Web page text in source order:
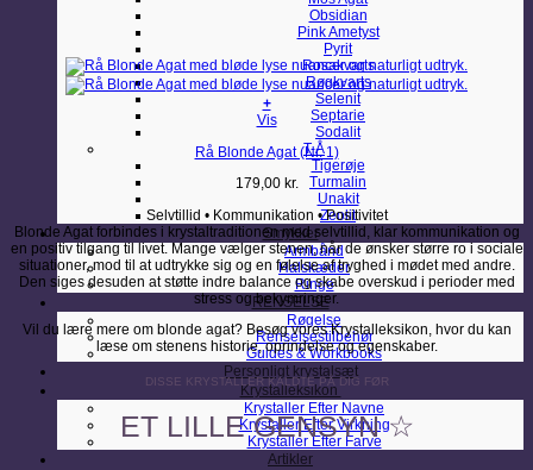
Obsidian
Pink Ametyst
Pyrit
Rosakvarts
Røgkvarts
Selenit
Septarie
Sodalit
T-Å
Tigerøje
Turmalin
Unakit
Zeolit
Smykker
Armbånd
Halskæder
Ringe
RENSELSE
Røgelse
Renselsestilbehør
Guides & Workbooks
Personligt krystalsæt
Krystalleksikon
Krystaller Efter Navne
Krystaller Efter Virkning
Krystaller Efter Farve
Artikler
+
Vis
Rå Blonde Agat (Nr. 1)
179,00 kr.
Selvtillid • Kommunikation • Positivitet
Blonde Agat forbindes i krystaltraditionen med selvtillid, klar kommunikation og
en positiv tilgang til livet. Mange vælger stenen, når de ønsker større ro i sociale
situationer, mod til at udtrykke sig og en følelse af tryghed i mødet med andre.
Den siges desuden at støtte indre balance og skabe overskud i perioder med
stress og bekymringer.
Vil du lære mere om blonde agat? Besøg vores Krystalleksikon, hvor du kan
læse om stenens historie, oprindelse og egenskaber.
DISSE KRYSTALLER KALDTE PÅ DIG FØR
ET LILLE GENSYN ☆